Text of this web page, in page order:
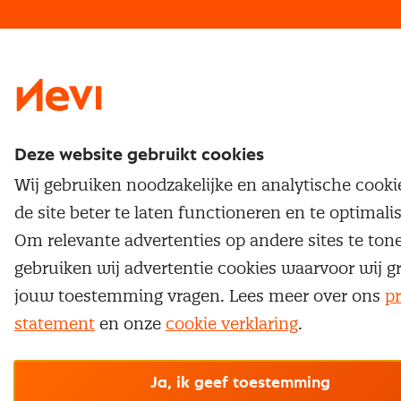
Traineeship
Nevi 2
Deze website gebruikt cookies
Wij gebruiken noodzakelijke en analytische
de site beter te laten functioneren en te
Om relevante advertenties op andere sites te
gebruiken wij advertentie cookies waarvoor wij
jouw toestemming vragen. Lees meer over ons
statement en onze cookie verklaring.
Ja, ik geef toestemming